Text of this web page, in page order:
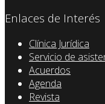
Enlaces de Interés
Clínica Jurídica
Servicio de
Acuerdos
Agenda
Revista